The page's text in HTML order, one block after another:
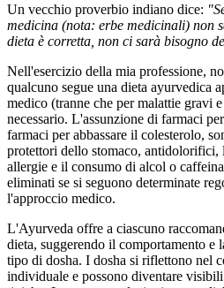
Un vecchio proverbio indiano dice:
medicina (nota: erbe medicinali) non
dieta è corretta, non ci sarà bisogno
Nell'esercizio della mia professione,
qualcuno segue una dieta ayurvedica
medico (tranne che per malattie gravi
necessario. L'assunzione di farmaci
farmaci per abbassare il colesterolo,
protettori dello stomaco, antidolorifici,
allergie e il consumo di alcol o
eliminati se si seguono determinate
l'approccio medico.
L'Ayurveda offre a ciascuno
dieta, suggerendo il comportamento e
tipo di dosha. I dosha si riflettono nel
individuale e possono diventare